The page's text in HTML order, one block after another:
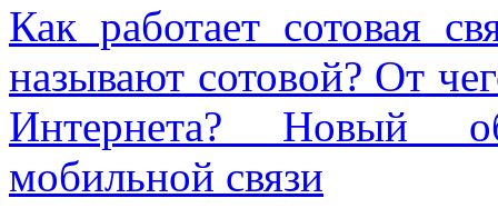
Как работает сотовая
называют сотовой? От
Интернета? Новый
мобильной связи